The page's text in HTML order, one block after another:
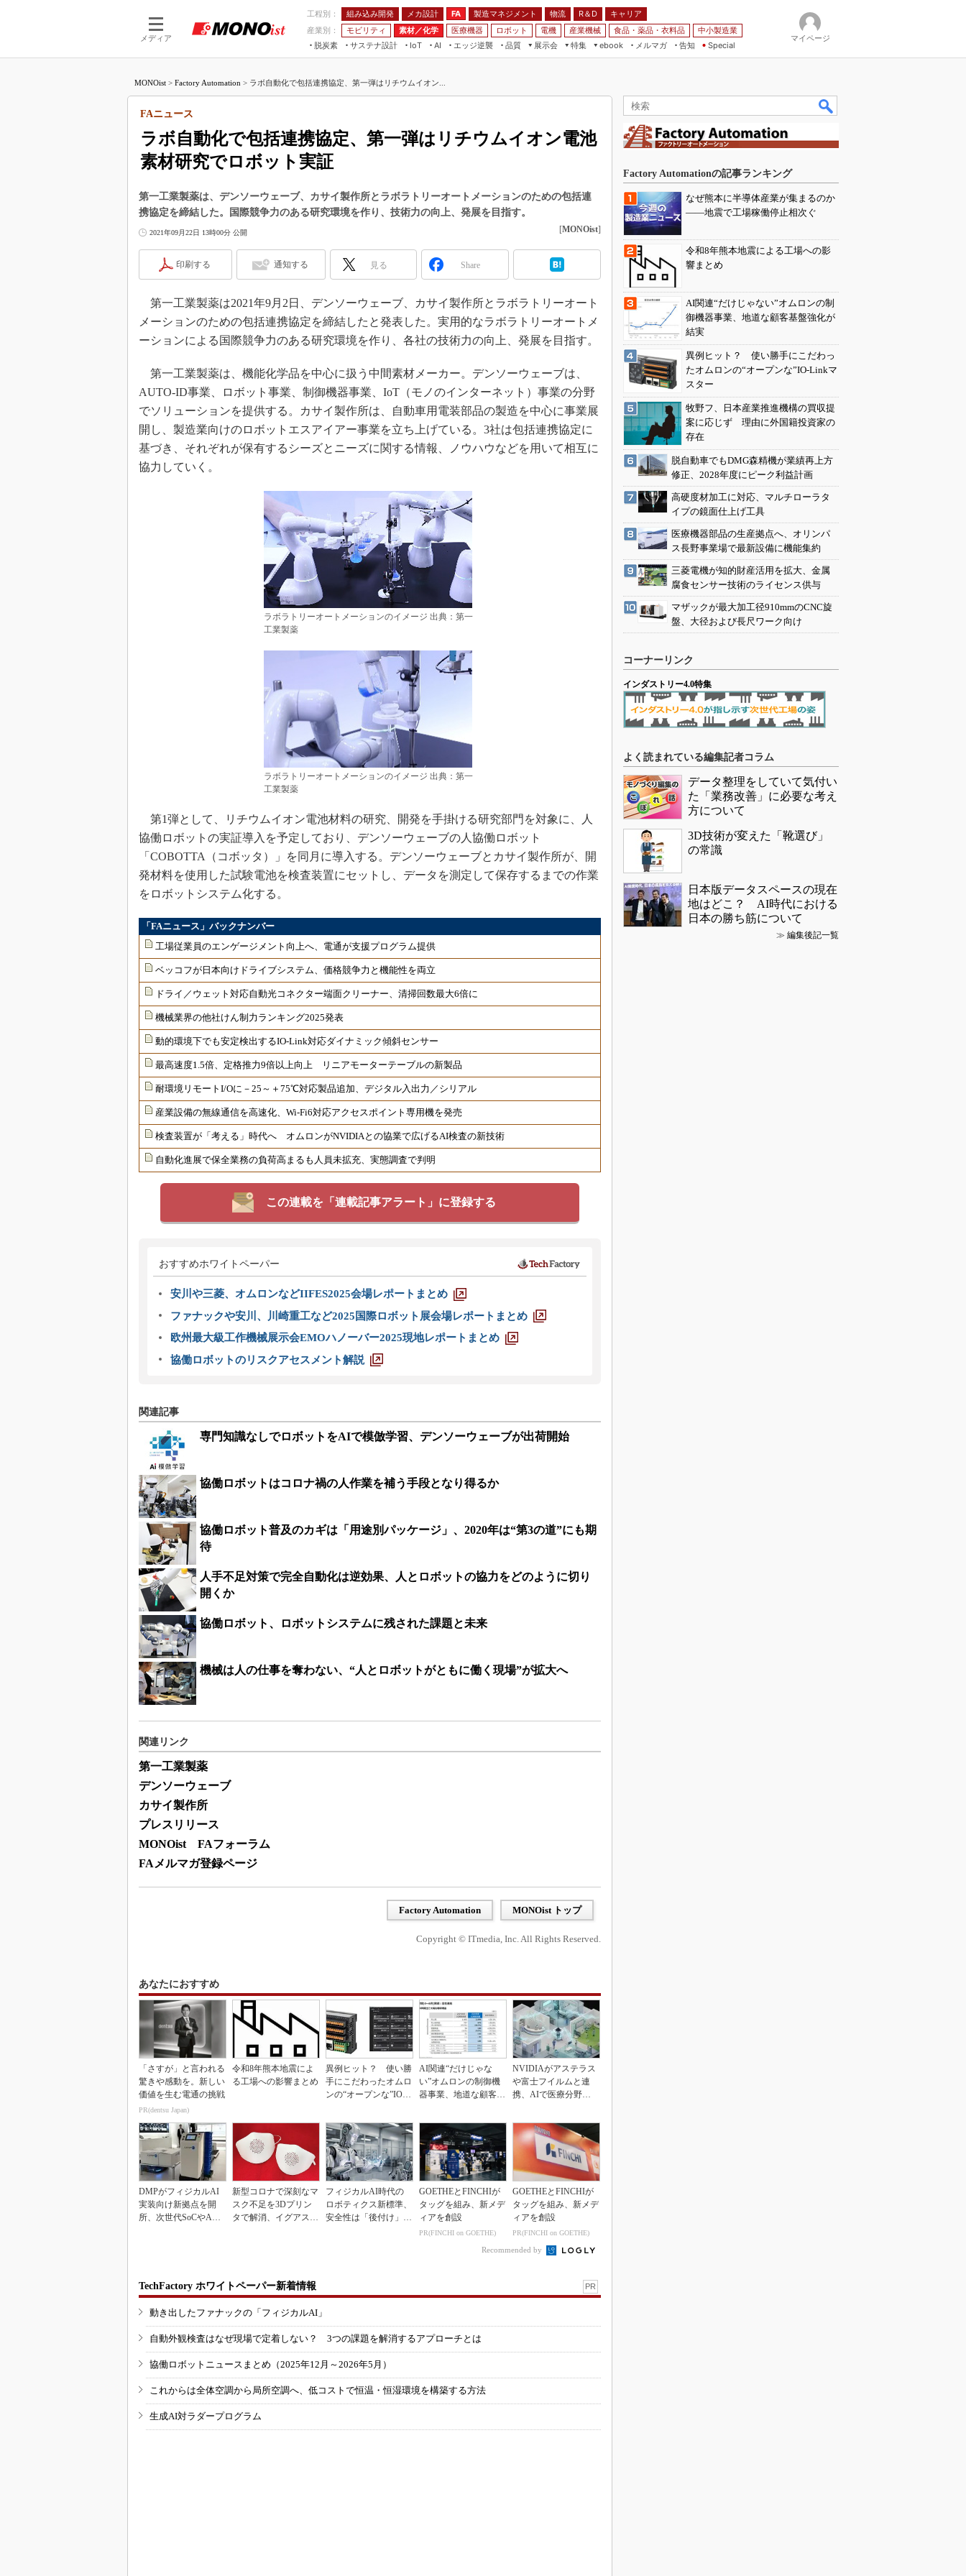
メディア
工程別： 組み込み開発 メカ設計 FA 製造マネジメント 物流 R＆D
キャリア
産業別：
モビリティ 素材／化学 医療機器 ロボット 電機 産業機械 食品・薬品・衣料品
中小製造業
脱炭素
サステナ設計
IoT
つながる工場
AI
AI×設備保全
エッジ逆襲 品質
展示会
JIMTOF
IIFES
TECHNO-FRONTIER
スマート工場EXPO
EdgeTech+
AUTOMOTIVE WORLD
産業オープンネット展
特集
つながるクルマ
フィールドサービス
組み込み画像技術
組み込みモデリング
車載ソフト開発
ISO26262
無償設計ツール
3Dプリンタ
デジタルツインとCAE
S＆OP
インダストリー4.0
イノベーション
製造業ビッグデータ
知財マネジメント
海外生産
グローバル設計・開発
制御セキュリティ
新型コロナへの対応
ebook
メルマガ
告知 Special
マイページ
MONOist > Factory Automation > ラボ自動化で包括連携協定、第一弾はリチウムイオン...
ラボ自動化で包括連携協定、第一弾はリチウムイオン電池
素材研究でロボット実証
FAニュース
第一工業製薬は、デンソーウェーブ、カサイ製作所とラボラトリーオートメーションのための包括連
携協定を締結した。国際競争力のある研究環境を作り、技術力の向上、発展を目指す。
2021年09月22日 13時00分 公開 [MONOist]
印刷する 通知する 見る Share
第一工業製薬は2021年9月2日、デンソーウェーブ、カサイ製作所とラボラトリーオート
メーションのための包括連携協定を締結したと発表した。実用的なラボラトリーオートメ
ーションによる国際競争力のある研究環境を作り、各社の技術力の向上、発展を目指す。
第一工業製薬は、機能化学品を中心に扱う中間素材メーカー。デンソーウェーブは、
AUTO-ID事業、ロボット事業、制御機器事業、IoT（モノのインターネット）事業の分野
でソリューションを提供する。カサイ製作所は、自動車用電装部品の製造を中心に事業展
開し、製造業向けのロボットエスアイアー事業を立ち上げている。3社は包括連携協定に
基づき、それぞれが保有するシーズとニーズに関する情報、ノウハウなどを用いて相互に
協力していく。
ラボラトリーオートメーションのイメージ 出典：第一
工業製薬
ラボラトリーオートメーションのイメージ 出典：第一
工業製薬
第1弾として、リチウムイオン電池材料の研究、開発を手掛ける研究部門を対象に、人
協働ロボットの実証導入を予定しており、デンソーウェーブの人協働ロボット
「COBOTTA（コボッタ）」を同月に導入する。デンソーウェーブとカサイ製作所が、開
発材料を使用した試験電池を検査装置にセットし、データを測定して保存するまでの作業
をロボットシステム化する。
「FAニュース」バックナンバー
工場従業員のエンゲージメント向上へ、電通が支援プログラム提供
ベッコフが日本向けドライブシステム、価格競争力と機能性を両立
ドライ／ウェット対応自動光コネクター端面クリーナー、清掃回数最大6倍に
機械業界の他社けん制力ランキング2025発表
動的環境下でも安定検出するIO-Link対応ダイナミック傾斜センサー
最高速度1.5倍、定格推力9倍以上向上 リニアモーターテーブルの新製品
耐環境リモートI/Oに－25～＋75℃対応製品追加、デジタル入出力／シリアル
産業設備の無線通信を高速化、Wi-Fi6対応アクセスポイント専用機を発売
検査装置が「考える」時代へ オムロンがNVIDIAとの協業で広げるAI検査の新技術
自動化進展で保全業務の負荷高まるも人員未拡充、実態調査で判明
この連載を「連載記事アラート」に登録する
おすすめホワイトペーパー
安川や三菱、オムロンなどIIFES2025会場レポートまとめ
ファナックや安川、川崎重工など2025国際ロボット展会場レポートまとめ
欧州最大級工作機械展示会EMOハノーバー2025現地レポートまとめ
協働ロボットのリスクアセスメント解説
関連記事
専門知識なしでロボットをAIで模倣学習、デンソーウェーブが出荷開始
協働ロボットはコロナ禍の人作業を補う手段となり得るか
協働ロボット普及のカギは「用途別パッケージ」、2020年は“第3の道”にも期
待
人手不足対策で完全自動化は逆効果、人とロボットの協力をどのように切り
開くか
協働ロボット、ロボットシステムに残された課題と未来
機械は人の仕事を奪わない、“人とロボットがともに働く現場”が拡大へ
関連リンク
第一工業製薬
デンソーウェーブ
カサイ製作所
プレスリリース
MONOist FAフォーラム
FAメルマガ登録ページ
Factory Automation MONOist トップ
Copyright © ITmedia, Inc. All Rights Reserved.
あなたにおすすめ
「さすが」と言われる
驚きや感動を。新しい
価値を生む電通の挑戦
PR(dentsu Japan)
令和8年熊本地震によ
る工場への影響まとめ
異例ヒット？ 使い勝
手にこだわったオムロ
ンの“オープンな”IO-L
AI関連“だけじゃな
い”オムロンの制御機
器事業、地道な顧客基
NVIDIAがアステラス
や富士フイルムと連
携、AIで医療分野支
DMPがフィジカルAI
実装向け新拠点を開
所、次世代SoCやAM
新型コロナで深刻なマ
スク不足を3Dプリン
タで解消、イグアスが
フィジカルAI時代の
ロボティクス新標準、
安全性は「後付け」で
GOETHEとFINCHIが
タッグを組み、新メデ
ィアを創設
PR(FINCHI on GOETHE)
GOETHEとFINCHIが
タッグを組み、新メデ
ィアを創設
PR(FINCHI on GOETHE)
Recommended by
TechFactory ホワイトペーパー新着情報 PR
動き出したファナックの「フィジカルAI」
自動外観検査はなぜ現場で定着しない？ 3つの課題を解消するアプローチとは
協働ロボットニュースまとめ（2025年12月～2026年5月）
これからは全体空調から局所空調へ、低コストで恒温・恒湿環境を構築する方法
生成AI対ラダープログラム
Factory Automationの記事ランキング
なぜ熊本に半導体産業が集まるのか
――地震で工場稼働停止相次ぐ
令和8年熊本地震による工場への影
響まとめ
AI関連“だけじゃない”オムロンの制
御機器事業、地道な顧客基盤強化が
結実
異例ヒット？ 使い勝手にこだわっ
たオムロンの“オープンな”IO-Linkマ
スター
牧野フ、日本産業推進機構の買収提
案に応じず 理由に外国籍投資家の
存在
脱自動車でもDMG森精機が業績再上方
修正、2028年度にピーク利益計画
高硬度材加工に対応、マルチローラタ
イプの鏡面仕上げ工具
医療機器部品の生産拠点へ、オリンパ
ス長野事業場で最新設備に機能集約
三菱電機が知的財産活用を拡大、金属
腐食センサー技術のライセンス供与
マザックが最大加工径910mmのCNC旋
盤、大径および長尺ワーク向け
コーナーリンク
インダストリー4.0特集
よく読まれている編集記者コラム
データ整理をしていて気付い
た「業務改善」に必要な考え
方について
3D技術が変えた「靴選び」
の常識
日本版データスペースの現在
地はどこ？ AI時代における
日本の勝ち筋について
≫ 編集後記一覧